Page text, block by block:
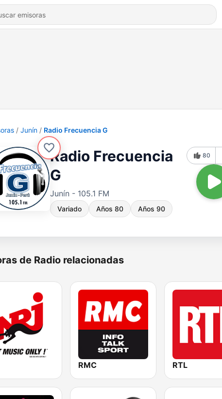
Junín Radio Frecuencia G
Radio Frecuencia
G
Junín - 105.1 FM
Variado Años 80 Años 90
80
de Radio relacionadas
RMC RTL